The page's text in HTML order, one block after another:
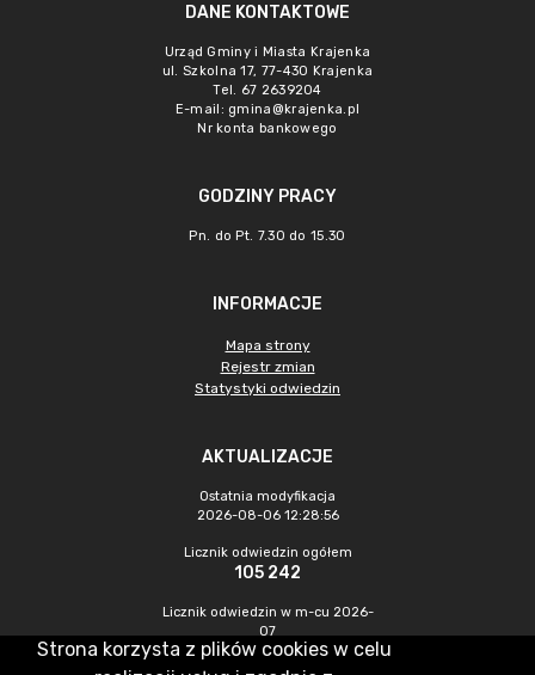
DANE KONTAKTOWE
Urząd Gminy i Miasta Krajenka
ul. Szkolna 17, 77-430 Krajenka
Tel. 67 2639204
E-mail: gmina@krajenka.pl
Nr konta bankowego
GODZINY PRACY
Pn. do Pt. 7.30 do 15.30
INFORMACJE
Mapa strony
Rejestr zmian
Statystyki odwiedzin
AKTUALIZACJE
Ostatnia modyfikacja
2026-08-06 12:28:56
Licznik odwiedzin ogółem
105 242
Licznik odwiedzin w m-cu 2026-
07
618
Strona korzysta z plików cookies w celu